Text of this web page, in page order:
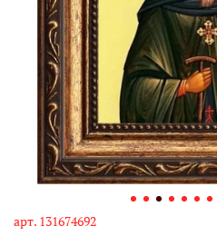
арт. 131674692